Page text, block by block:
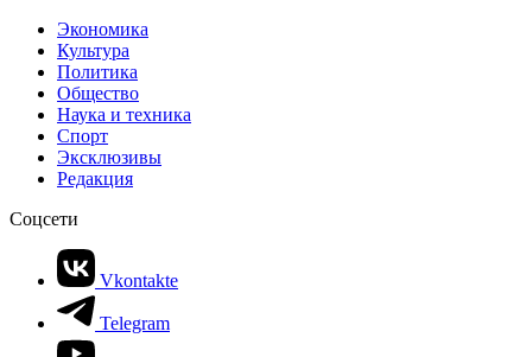
Экономика
Культура
Политика
Общество
Наука и техника
Спорт
Эксклюзивы
Редакция
Соцсети
Vkontakte
Telegram